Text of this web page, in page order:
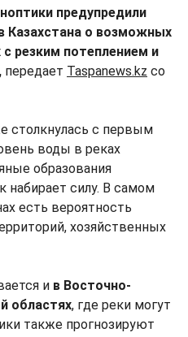
предупредили
Казахстана о возможных
резким потеплением и
передает Taspanews.kz со
столкнулась с первым
воды в реках
образования
набирает силу. В самом
есть вероятность
хозяйственных
и в Восточно-
областях, где реки могут
также прогнозируют